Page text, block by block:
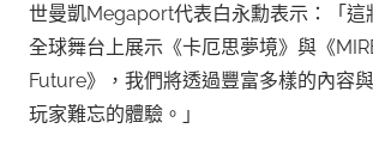
世曼凱Megaport代表白永勳表示：「這
全球舞台上展示《卡厄思夢境》與《
Future》，我們將透過豐富多樣的內容
玩家難忘的體驗。」